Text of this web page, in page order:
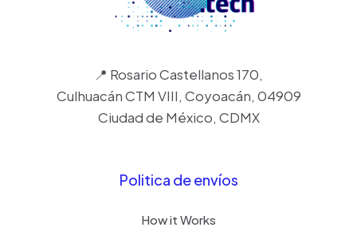
📍 Rosario Castellanos 170,
Culhuacán CTM VIII, Coyoacán, 04909
Ciudad de México, CDMX
Politica de envíos
How it Works